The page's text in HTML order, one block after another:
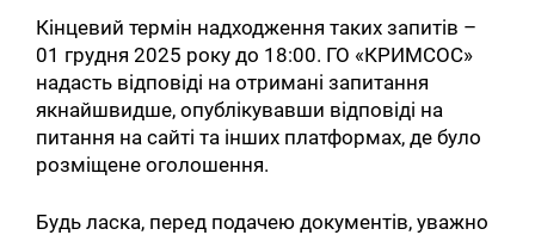
Кінцевий термін надходження таких запитів –
01 грудня 2025 року до 18:00. ГО «КРИМСОС»
надасть відповіді на отримані запитання
якнайшвидше, опублікувавши відповіді на
питання на сайті та інших платформах, де було
розміщене оголошення.
Будь ласка, перед подачею документів, уважно